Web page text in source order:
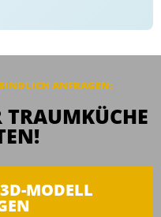
ANFRAGEN:
MODELL